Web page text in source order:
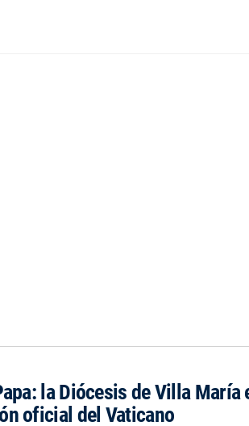
la Diócesis de Villa María
oficial del Vaticano